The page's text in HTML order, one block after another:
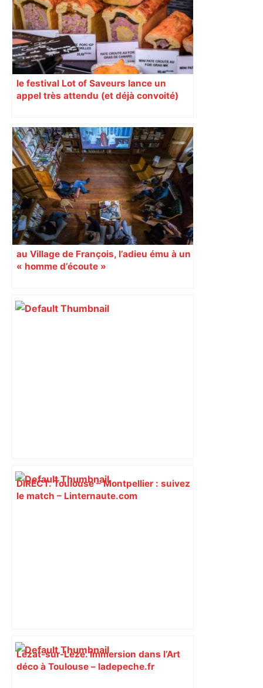
le festival Lot of Saveurs lance un
appel très attendu (et déjà convoité)
au Village de François, l’adieu ému à un
« homme d’écoute »
DIRECT. Toulouse – Montpellier : suivez
le match – Linternaute.com
Lézat-sur-Lèze. Immersion dans l’Art
déco à Toulouse – ladepeche.fr